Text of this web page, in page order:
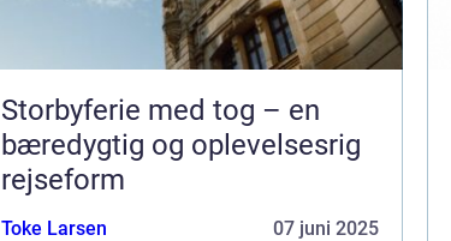
Storbyferie med tog – en
bæredygtig og oplevelsesrig
rejseform
Toke Larsen 07 juni 2025